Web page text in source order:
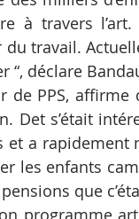
à travers
travail.
“, déclare
de PPS,
Det s’était
et a
les enfants
que
programme